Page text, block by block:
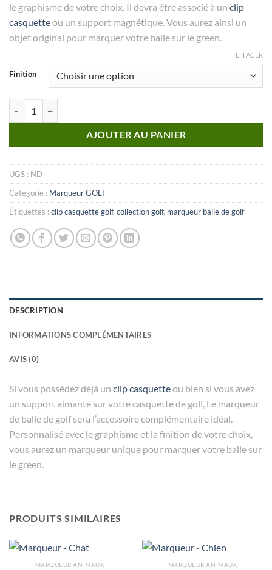
le graphisme de votre choix. Il devra être associé à un clip
casquetteou un support magnétique. Vous aurez ainsi un
objet original pour marquer votre balle sur le green.
Finition
EFFACER
AJOUTER AU PANIER
UGS : ND
Catégorie : Marqueur GOLF
Étiquettes :clip casquette golf, collection golf, marqueur balle de golf
DESCRIPTION
INFORMATIONS COMPLÉMENTAIRES
AVIS (0)
Si vous possédez déjà un clip casquetteou bien si vous avez
un support aimanté sur votre casquette de golf, Le marqueur
de balle de golf sera l’accessoire complémentaire idéal.
Personnalisé avec le graphisme et la finition de votre choix,
vous aurez un marqueur unique pour marquer votre balle sur
le green.
PRODUITS SIMILAIRES
MARQUEUR ANIMAUX MARQUEUR ANIMAUX